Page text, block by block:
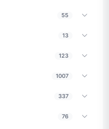
55
13
123
1007
337
76